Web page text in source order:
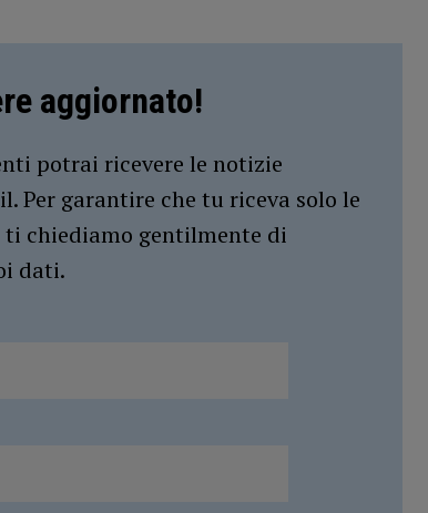
aggiornato!
potrai ricevere le notizie
Per garantire che tu riceva solo le
chiediamo gentilmente di
dati.